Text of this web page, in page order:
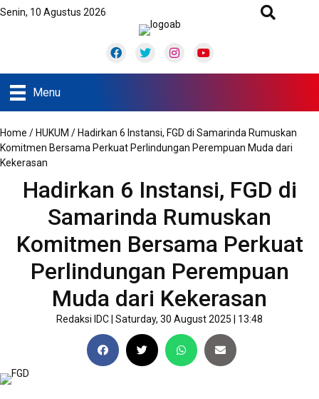
Senin, 10 Agustus 2026
FacebookTwitter InstagramYoutube
Menu
Home / HUKUM / Hadirkan 6 Instansi, FGD di Samarinda Rumuskan
Komitmen Bersama Perkuat Perlindungan Perempuan Muda dari
Kekerasan
Hadirkan 6 Instansi, FGD di
Samarinda Rumuskan
Komitmen Bersama Perkuat
Perlindungan Perempuan
Muda dari Kekerasan
Redaksi IDC Saturday, 30 August 2025 | 13:48